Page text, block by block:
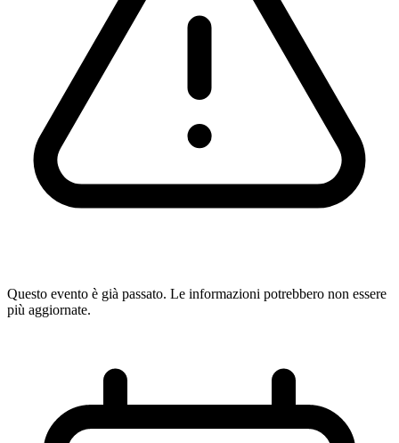
Questo evento è già passato. Le informazioni potrebbero non essere
più aggiornate.